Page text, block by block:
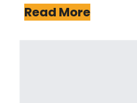
Read More